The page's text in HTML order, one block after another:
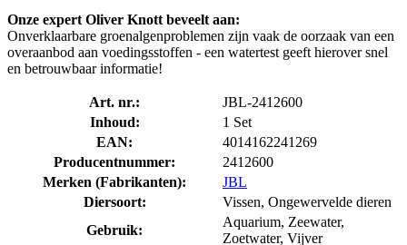
Onze expert Oliver Knott beveelt aan:
Onverklaarbare groenalgenproblemen zijn vaak de oorzaak van een
overaanbod aan voedingsstoffen - een watertest geeft hierover snel
en betrouwbaar informatie!
Art. nr.:
JBL-2412600
Inhoud:
1 Set
EAN:
4014162241269
Producentnummer:
2412600
Merken (Fabrikanten):
JBL
Diersoort:
Vissen, Ongewervelde dieren
Gebruik:
Aquarium, Zeewater,
Zoetwater, Vijver